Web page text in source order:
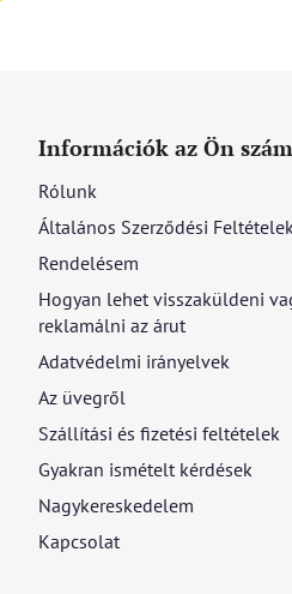
Információk az Ön
Rólunk
Általános Szerződési
Rendelésem
Hogyan lehet visszaküldeni
reklamálni az árut
Adatvédelmi irányelvek
Az üvegről
Szállítási és fizetési feltételek
Gyakran ismételt kérdések
Nagykereskedelem
Kapcsolat